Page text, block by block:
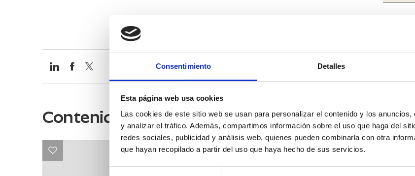
Consentimiento Detalles
Esta página web usa cookies
Las cookies de este sitio web se usan para personalizar el contenido y los
y analizar el tráfico. Además, compartimos información sobre el uso que haga del
redes sociales, publicidad y análisis web, quienes pueden combinarla con otra
que hayan recopilado a partir del uso que haya hecho de sus servicios.
Contenidos relacionados